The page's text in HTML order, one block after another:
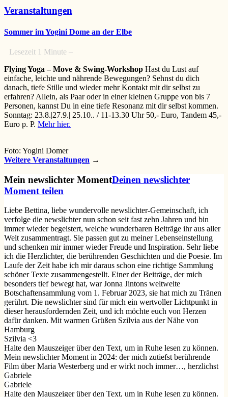
Veranstaltungen
Sommer im Yogini Dome an der Elbe
Lesezeit 1 Minute –
Flying Yoga – Move & Swing-Workshop Hast du Lust auf
einfache, leichte und nährende Bewegungen? Sehnst du dich
danach, tiefe Stille und wieder mehr Kontakt mit dir selbst zu
erfahren? Allein, als Paar oder in einer kleinen Gruppe von bis 7
Personen, kannst Du in eine tiefe Resonanz mit dir selbst kommen.
Sonntag: 23.8.|27.9.| 25.10.. / 11-13.30 Uhr 50,- Euro, Tandem 45,-
Euro p. P. Mehr hier.
Foto: Yogini Domer
Weitere Veranstaltungen
Mein newslichter MomentDeinen newslichter
Moment teilen
Liebe Bettina, liebe wundervolle newslichter-Gemeinschaft, ich
verfolge die newslichter nun schon seit fast zehn Jahren und bin
immer wieder begeistert, welche wunderbaren Beiträge ihr aus aller
Welt zusammentragt. Sie passen gut zu meiner Lebenseinstellung
und schenken mir immer wieder Freude und Inspiration. Sehr liebe
ich die Herzlichter, die berührenden Geschichten und die Poesie. Im
Laufe der Zeit habe ich mir daraus schon eine richtige Sammlung
schöner Texte zusammengestellt. Einer der Beiträge, der mich
besonders tief bewegt hat, war Jonna Jintons weltweite
Botschaftensammlung vom 1. Februar 2023, sie hat mich zu Tränen
gerührt. Die newslichter sind für mich ein wertvoller Lichtpunkt in
dieser herausfordernden Zeit, und ich möchte euch von Herzen
dafür danken. Mit warmen Grüßen Szilvia aus der Nähe von
Hamburg
Szilvia <3
Halte den Mauszeiger über den Text, um in Ruhe lesen zu können.
Mein newslichter Moment in 2024: der mich zutiefst berührende
Film über Maria Westerberg und er wirkt noch immer…, herzlichst
Gabriele
Gabriele
Halte den Mauszeiger über den Text, um in Ruhe lesen zu können.